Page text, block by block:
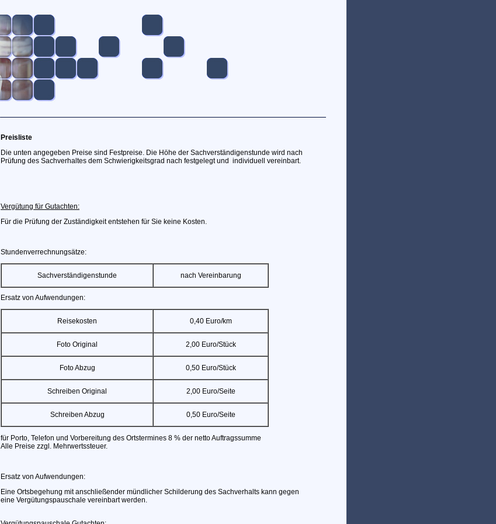
Preisliste
Die unten angegeben Preise sind Festpreise. Die Höhe der Sachverständigenstunde wird nach
Prüfung des Sachverhaltes dem Schwierigkeitsgrad nach festgelegt und individuell vereinbart.
Vergütung für Gutachten:
Für die Prüfung der Zuständigkeit entstehen für Sie keine Kosten.
Stundenverrechnungsätze:
Sachverständigenstunde nach Vereinbarung
Ersatz von Aufwendungen:
Reisekosten 0,40 Euro/km
Foto Original 2,00 Euro/Stück
Foto Abzug 0,50 Euro/Stück
Schreiben Original 2,00 Euro/Seite
Schreiben Abzug 0,50 Euro/Seite
für Porto, Telefon und Vorbereitung des Ortstermines 8 % der netto Auftragssumme
Alle Preise zzgl. Mehrwertssteuer.
Ersatz von Aufwendungen:
Eine Ortsbegehung mit anschließender mündlicher Schilderung des Sachverhalts kann gegen
eine Vergütungspauschale vereinbart werden.